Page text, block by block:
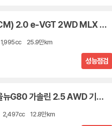
[현대] 싼타페(CM) 2.0 e-VGT 2WD MLX 스마트팩
1,995cc 25.9만km
성능점검
[제네시스] 더 올뉴G80 가솔린 2.5 AWD 기본형
2,497cc 12.8만km